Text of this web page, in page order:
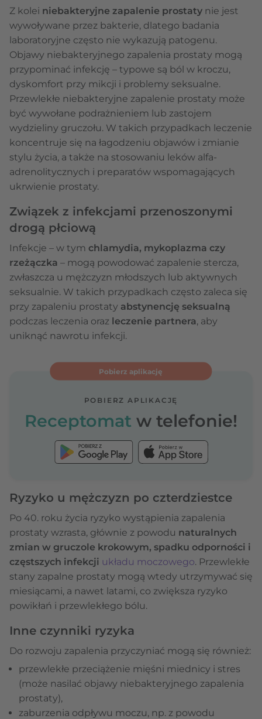
Z kolei niebakteryjne zapalenie prostaty nie jest
wywoływane przez bakterie, dlatego badania
laboratoryjne często nie wykazują patogenu.
Objawy niebakteryjnego zapalenia prostaty mogą
przypominać infekcję – typowe są ból w kroczu,
dyskomfort przy mikcji i problemy seksualne.
Przewlekłe niebakteryjne zapalenie prostaty może
być wywołane podrażnieniem lub zastojem
wydzieliny gruczołu. W takich przypadkach leczenie
koncentruje się na łagodzeniu objawów i zmianie
stylu życia, a także na stosowaniu leków alfa-
adrenolitycznych i preparatów wspomagających
ukrwienie prostaty.
Związek z infekcjami przenoszonymi
drogą płciową
Infekcje – w tym chlamydia, mykoplazma czy
rzeżączka – mogą powodować zapalenie stercza,
zwłaszcza u mężczyzn młodszych lub aktywnych
seksualnie. W takich przypadkach często zaleca się
przy zapaleniu prostaty abstynencję seksualną
podczas leczenia oraz leczenie partnera, aby
uniknąć nawrotu infekcji.
Pobierz aplikację
POBIERZ APLIKACJĘ
Receptomat w telefonie!
Ryzyko u mężczyzn po czterdziestce
Po 40. roku życia ryzyko wystąpienia zapalenia
prostaty wzrasta, głównie z powodu naturalnych
zmian w gruczole krokowym, spadku odporności i
częstszych infekcji układu moczowego. Przewlekłe
stany zapalne prostaty mogą wtedy utrzymywać się
miesiącami, a nawet latami, co zwiększa ryzyko
powikłań i przewlekłego bólu.
Inne czynniki ryzyka
Do rozwoju zapalenia przyczyniać mogą się również:
przewlekłe przeciążenie mięśni miednicy i stres
(może nasilać objawy niebakteryjnego zapalenia
prostaty),
zaburzenia odpływu moczu, np. z powodu